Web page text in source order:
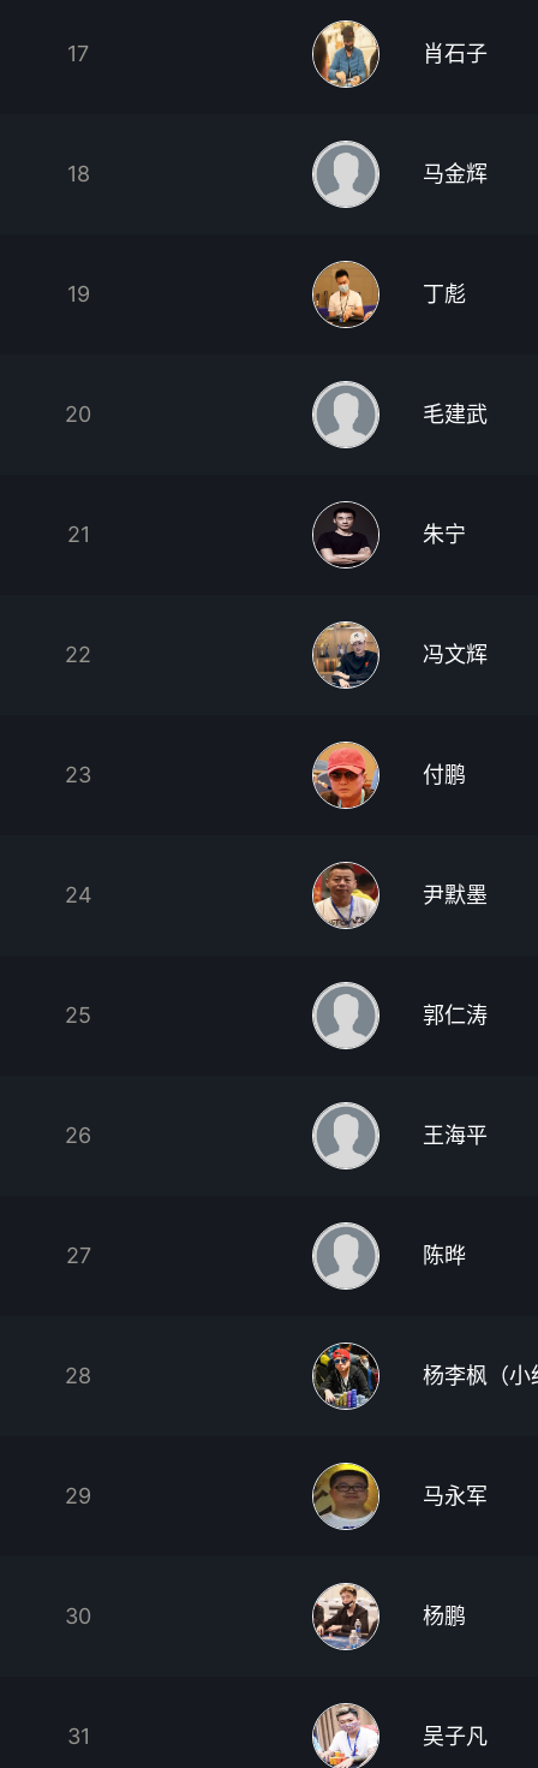
17 肖石子
18 马金辉
19 丁彪
20 毛建武
21 朱宁
22 冯文辉
23 付鹏
24 尹默墨
25 郭仁涛
26 王海平
27 陈晔
28 杨李枫（小
29 马永军
30 杨鹏
31 吴子凡